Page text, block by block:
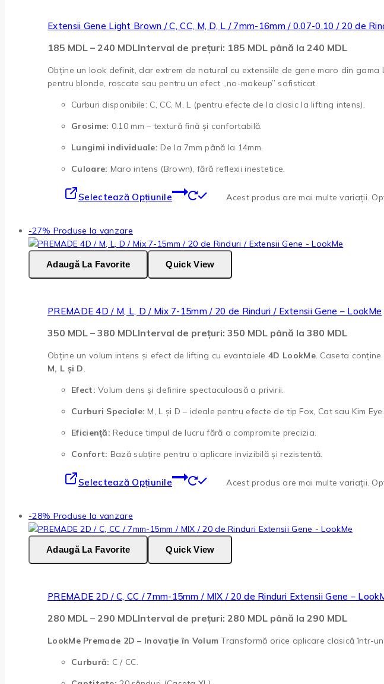
Extensii Gene Light Brown / C, CC, M, D, L / 7mm-16mm / 0.07-0.10 / 20 de
185 MDL – 240 MDLInterval de prețuri: 185 MDL până la 240 MDL
Obține un look definit, dar extrem de natural cu extensiile de gene maro din
pentru blonde, roșcate sau pentru un efect „no-makeup” sofisticat.
Curburi disponibile: C, CC, M, L (pentru efecte de la clasic la lifting intens).
Grosime: 0.10 mm – textură fină și confortabilă.
Lungimi individuale: De la 7mm până la 14mm.
Culoare: Maro intens (Brown), fără reflexii inestetice.
Selectează Opțiunile Acest produs are mai multe variații.
-27% Produse la vanzare
Adaugă La Favorite Quick View
PREMADE 4D / M, L, D / Mix 7-15mm / 20 de Rinduri / Extensii Gene – LookMe
350 MDL – 380 MDLInterval de prețuri: 350 MDL până la 380 MDL
Obține un volum intens și efect de lifting cu evantaiele4D LookMe. Caseta conține
M, L și D.
Efect: Volum dens și definire spectaculoasă a privirii.
Curburi Speciale: M, L și D – ideale pentru efecte de tip Fox, Cat sau Kim Eye.
Eficiență: Reduce timpul de lucru fără a compromite precizia.
Confort: Bază subțire pentru o aplicare invizibilă și rezistentă.
Selectează Opțiunile Acest produs are mai multe variații.
-28% Produse la vanzare
Adaugă La Favorite Quick View
PREMADE 2D / C, CC / 7mm-15mm / MIX / 20 de Rinduri Extensii Gene –
280 MDL – 290 MDLInterval de prețuri: 280 MDL până la 290 MDL
LookMe Premade 2D – Inovație în Volum Transformă orice aplicare clasică într-
Curbură: C / CC.